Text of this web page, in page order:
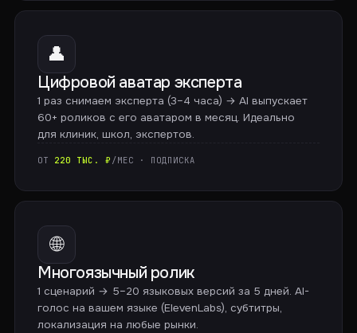
👤
Цифровой аватар эксперта
1 раз снимаем эксперта (3–4 часа) → AI выпускает
60+ роликов с его аватаром в месяц. Идеально
для клиник, школ, экспертов.
ОТ 220 ТЫС. ₽ /МЕС · ПОДПИСКА
🌐
Многоязычный ролик
1 сценарий → 5–20 языковых версий за 5 дней. AI-
голос на вашем языке (ElevenLabs), субтитры,
локализация на любые рынки.